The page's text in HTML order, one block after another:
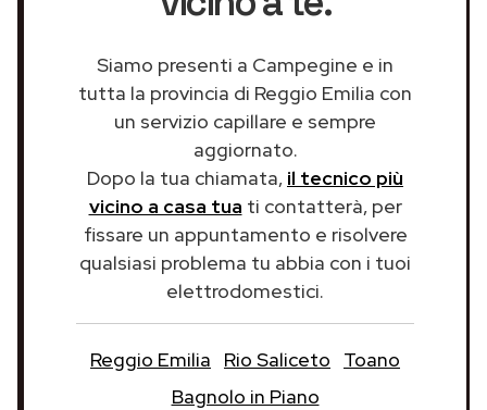
Siamo presenti a Campegine e in
tutta la provincia di Reggio Emilia con
un servizio capillare e sempre
aggiornato.
Dopo la tua chiamata, il tecnico più
vicino a casa tua ti contatterà, per
fissare un appuntamento e risolvere
qualsiasi problema tu abbia con i tuoi
elettrodomestici.
Reggio Emilia Rio Saliceto
Toano
Bagnolo in Piano